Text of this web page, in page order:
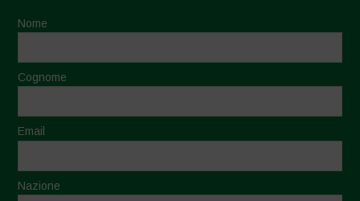
Nome
Cognome
Email
Nazione